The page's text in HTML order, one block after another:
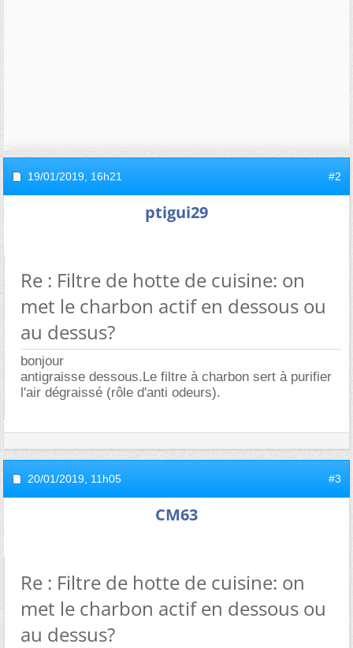
19/01/2019, 16h21 #2
ptigui29
Re : Filtre de hotte de cuisine: on
met le charbon actif en dessous ou
au dessus?
bonjour
antigraisse dessous.Le filtre à charbon sert à purifier
l'air dégraissé (rôle d'anti odeurs).
20/01/2019, 11h05 #3
CM63
Re : Filtre de hotte de cuisine: on
met le charbon actif en dessous ou
au dessus?